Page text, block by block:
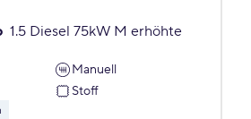
1.5 Diesel 75kW M erhöhte
Manuell
Stoff